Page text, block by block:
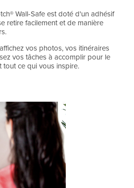
Wall-Safe est doté d'un adhésif
retire facilement et de manière
vos photos, vos itinéraires
vos tâches à accomplir pour le
tout ce qui vous inspire.